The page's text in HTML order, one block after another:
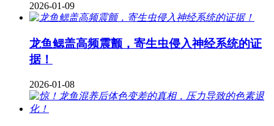
2026-01-09
龙鱼鳃盖高频震颤，寄生虫侵入神经系统的证
据！
2026-01-08